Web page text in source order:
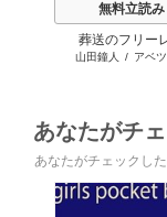
無料立読み
葬送のフリー
山田鐘人 / アベ
あなたがチ
あなたがチェックし